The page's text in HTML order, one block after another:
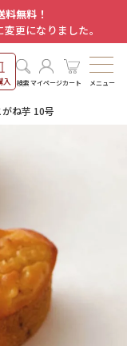
料無料！
更になりました。
入 検索マイページカート メニュー
がね芋 10号